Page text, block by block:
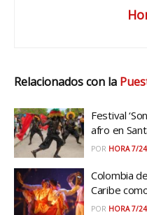
Relacionados con la
Festival
afro en
POR HORA 7/24
Colombia
Caribe
POR HORA 7/24